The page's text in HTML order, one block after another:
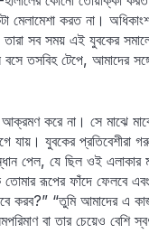
মেলামেশা করত না।
তারা সব সময় এই যুবকের
বসে তসবিহ টেপে, আমাদের
করে না। সে মাঝে
যায়। যুবকের প্রতিবেশীরা
পেল, যে ছিল ওই এলাকার
রূপের ফাঁদে ফেলবে
করব?” “তুমি আমাদের এ
বা তার চেয়েও বেশি